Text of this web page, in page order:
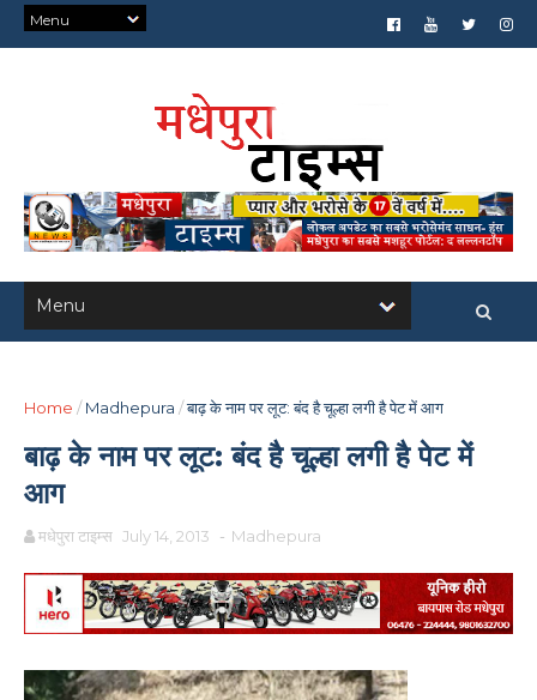
Home / Madhepura /बाढ़ के नाम पर लूट: बंद है चूल्हा लगी है पेट में आग
बाढ़ के नाम पर लूट: बंद है चूल्हा लगी है पेट में
आग
मधेपुरा टाइम्स July 14, 2013 - Madhepura